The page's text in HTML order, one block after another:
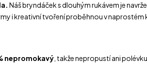
Náš bryndáček s dlouhým rukávem je
i kreativní tvoření proběhnou v naprostém
nepromokavý , takže nepropustí ani